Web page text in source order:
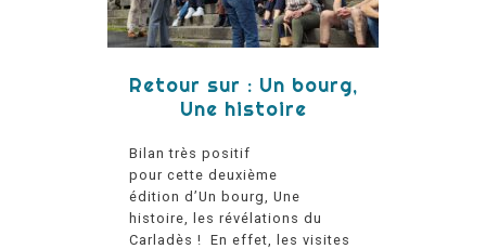
Retour sur : Un bourg,
Une histoire
Bilan très positif
pour cette deuxième
édition d’Un bourg, Une
histoire, les révélations du
Carladès ! En effet, les visites